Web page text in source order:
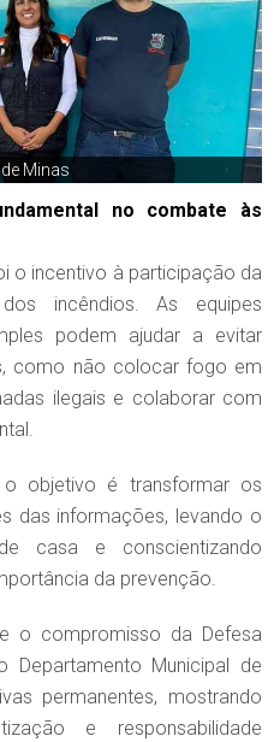
Minas
no combate às
o incentivo à participação da
incêndios. As equipes
podem ajudar a evitar
como não colocar fogo em
ilegais e colaborar com
o objetivo é transformar os
das informações, levando o
casa e conscientizando
da prevenção.
o compromisso da Defesa
Municipal de
permanentes, mostrando
e responsabilidade